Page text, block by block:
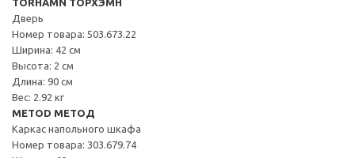
Дверь
Номер товара: 503.673.22
Ширина: 42 см
Высота: 2 см
Длина: 90 см
Вес: 2.92 кг
METOD МЕТОД
Каркас напольного шкафа
Номер товара: 303.679.74